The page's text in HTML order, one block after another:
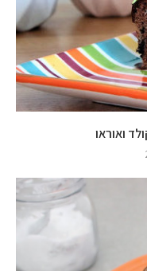
ואוראו